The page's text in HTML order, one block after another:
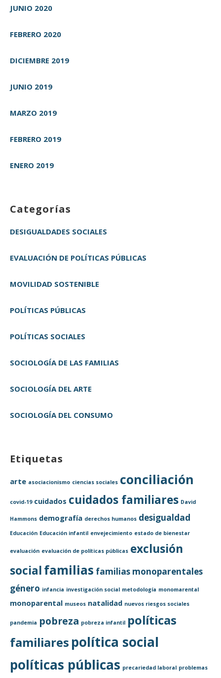
JUNIO 2020
FEBRERO 2020
DICIEMBRE 2019
JUNIO 2019
MARZO 2019
FEBRERO 2019
ENERO 2019
Categorías
DESIGUALDADES SOCIALES
EVALUACIÓN DE POLÍTICAS PÚBLICAS
MOVILIDAD SOSTENIBLE
POLÍTICAS PÚBLICAS
POLÍTICAS SOCIALES
SOCIOLOGÍA DE LAS FAMILIAS
SOCIOLOGÍA DEL ARTE
SOCIOLOGÍA DEL CONSUMO
Etiquetas
arte asociacionismo ciencias sociales conciliación
covid-19 cuidados cuidados familiares David
Hammons demografía derechos humanos desigualdad
Educación Educación infantil envejecimiento estado de bienestar
evaluación evaluación de políticas públicas exclusión
socialfamilias familias monoparentales
género infancia investigación social metodología monomarental
monoparental museos natalidad nuevos riesgos sociales
pandemia pobreza pobreza infantil políticas
familiares política social
políticas públicas precariedad laboral problemas